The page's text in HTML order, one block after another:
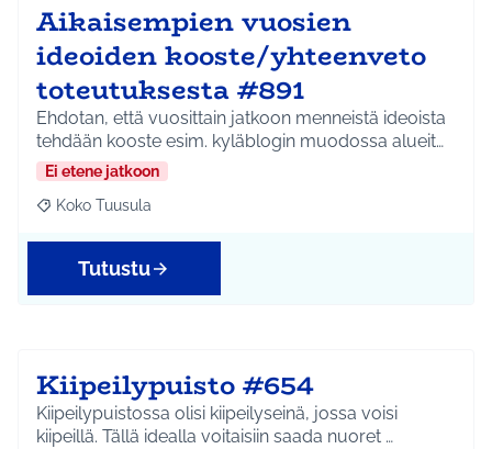
Aikaisempien vuosien
ideoiden kooste/yhteenveto
toteutuksesta #891
Ehdotan, että vuosittain jatkoon menneistä ideoista
tehdään kooste esim. kyläblogin muodossa alueit…
Ei etene jatkoon
Rajaa tulokset aihepiirin mukaan: Koko Tuusula
Koko Tuusula
Tutustu
Kiipeilypuisto #654
Kiipeilypuistossa olisi kiipeilyseinä, jossa voisi
kiipeillä. Tällä idealla voitaisiin saada nuoret …